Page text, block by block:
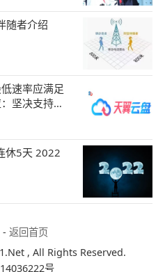
随者介绍
速率应满足
坚决支持，
休5天 2022
- 返回首页
, All Rights Reserved.
号